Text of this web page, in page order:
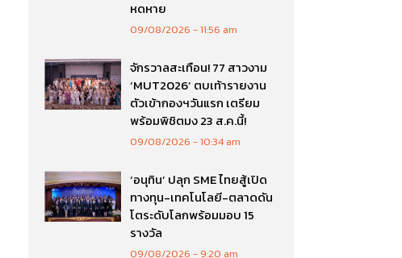
หดหาย
09/08/2026 11:56 am
จักรวาลสะเทือน! 77 สาวงาม
‘MUT2026’ ตบเท้ารายงาน
ตัวเข้ากองฯวันแรก เตรียม
พร้อมพิชิตมง 23 ส.ค.นี้!
09/08/2026 10:34 am
‘อนุทิน’ ปลุก SME ไทยสู้เปิด
ทางทุน-เทคโนโลยี-ตลาดดัน
โตระดับโลกพร้อมมอบ 15
รางวัล
09/08/2026 9:20 am